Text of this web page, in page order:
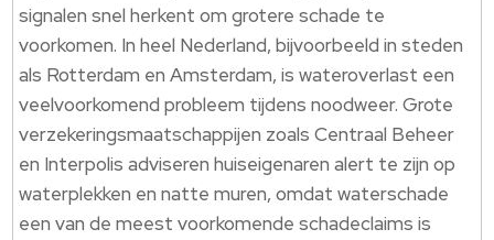
signalen snel herkent om grotere schade te
voorkomen. In heel Nederland, bijvoorbeeld in steden
als Rotterdam en Amsterdam, is wateroverlast een
veelvoorkomend probleem tijdens noodweer. Grote
verzekeringsmaatschappijen zoals Centraal Beheer
en Interpolis adviseren huiseigenaren alert te zijn op
waterplekken en natte muren, omdat waterschade
een van de meest voorkomende schadeclaims is